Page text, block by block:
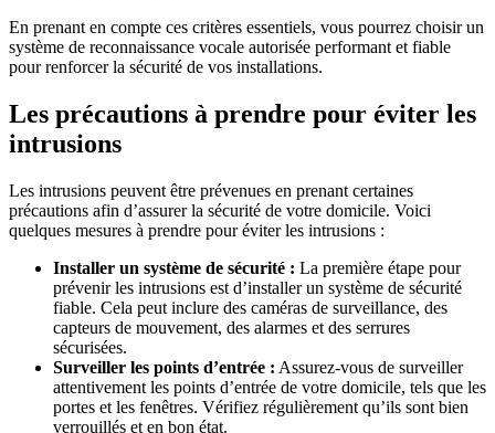
En prenant en compte ces critères essentiels, vous pourrez choisir un
système de reconnaissance vocale autorisée performant et fiable
pour renforcer la sécurité de vos installations.
Les précautions à prendre pour éviter les
intrusions
Les intrusions peuvent être prévenues en prenant certaines
précautions afin d’assurer la sécurité de votre domicile. Voici
quelques mesures à prendre pour éviter les intrusions :
Installer un système de sécurité : La première étape pour
prévenir les intrusions est d’installer un système de sécurité
fiable. Cela peut inclure des caméras de surveillance, des
capteurs de mouvement, des alarmes et des serrures
sécurisées.
Surveiller les points d’entrée : Assurez-vous de surveiller
attentivement les points d’entrée de votre domicile, tels que les
portes et les fenêtres. Vérifiez régulièrement qu’ils sont bien
verrouillés et en bon état.